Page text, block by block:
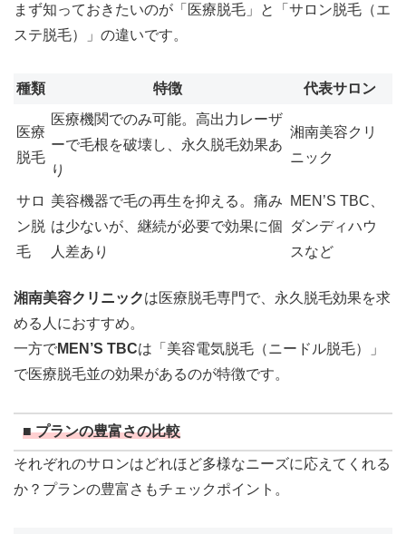
まず知っておきたいのが「医療脱毛」と「サロン脱毛（エ
ステ脱毛）」の違いです。
種類 特徴 代表サロン
医療
脱毛
医療機関でのみ可能。高出力レーザ
ーで毛根を破壊し、永久脱毛効果あ
り
湘南美容クリ
ニック
サロ
ン脱
毛
美容機器で毛の再生を抑える。痛み
は少ないが、継続が必要で効果に個
人差あり
MEN’S TBC、
ダンディハウ
スなど
湘南美容クリニックは医療脱毛専門で、永久脱毛効果を求
める人におすすめ。
一方でMEN’S TBCは「美容電気脱毛（ニードル脱毛）」
で医療脱毛並の効果があるのが特徴です。
■ プランの豊富さの比較
それぞれのサロンはどれほど多様なニーズに応えてくれる
か？プランの豊富さもチェックポイント。